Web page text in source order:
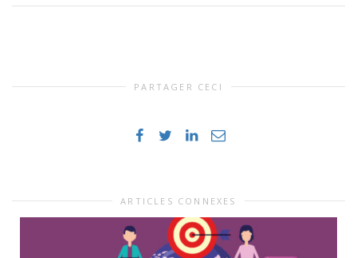
PARTAGER CECI
ARTICLES CONNEXES